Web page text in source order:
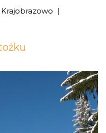
Krajobrazowo |